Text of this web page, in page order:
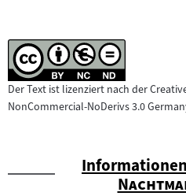
Der Text ist lizenziert nach der
NonCommercial-NoDerivs 3.0